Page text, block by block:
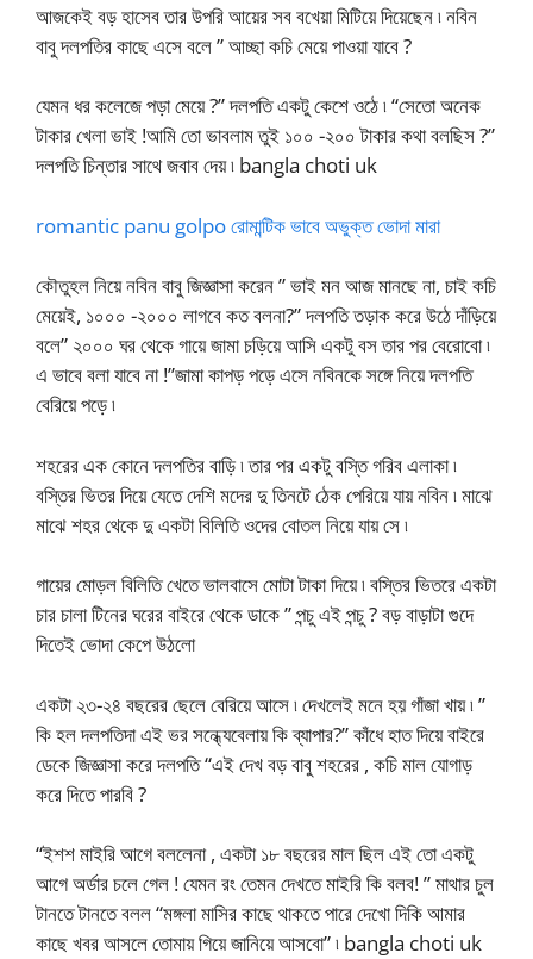
আজকেই বড় হাসেব তার উপরি আয়ের সব বখেয়া মিটিয়ে দিয়েছেন ৷ নবিন
বাবু দলপতির কাছে এসে বলে ” আচ্ছা কচি মেয়ে পাওয়া যাবে ?
যেমন ধর কলেজে পড়া মেয়ে ?” দলপতি একটু কেশে ওঠে ৷ “সেতো অনেক
টাকার খেলা ভাই !আমি তো ভাবলাম তুই ১০০ -২০০ টাকার কথা বলছিস ?”
দলপতি চিন্তার সাথে জবাব দেয় ৷ bangla choti uk
romantic panu golpo রোমান্টিক ভাবে অভুক্ত ভোদা মারা
কৌতুহল নিয়ে নবিন বাবু জিজ্ঞাসা করেন ” ভাই মন আজ মানছে না, চাই কচি
মেয়েই, ১০০০ -২০০০ লাগবে কত বলনা?” দলপতি তড়াক করে উঠে দাঁড়িয়ে
বলে” ২০০০ ঘর থেকে গায়ে জামা চড়িয়ে আসি একটু বস তার পর বেরোবো ৷
এ ভাবে বলা যাবে না !”জামা কাপড় পড়ে এসে নবিনকে সঙ্গে নিয়ে দলপতি
বেরিয়ে পড়ে ৷
শহরের এক কোনে দলপতির বাড়ি ৷ তার পর একটু বস্তি গরিব এলাকা ৷
বস্তির ভিতর দিয়ে যেতে দেশি মদের দু তিনটে ঠেক পেরিয়ে যায় নবিন ৷ মাঝে
মাঝে শহর থেকে দু একটা বিলিতি ওদের বোতল নিয়ে যায় সে ৷
গায়ের মোড়ল বিলিতি খেতে ভালবাসে মোটা টাকা দিয়ে ৷ বস্তির ভিতরে একটা
চার চালা টিনের ঘরের বাইরে থেকে ডাকে ” পন্চু এই পন্চু ? বড় বাড়াটা গুদে
দিতেই ভোদা কেপে উঠলো
একটা ২৩-২৪ বছরের ছেলে বেরিয়ে আসে ৷ দেখলেই মনে হয় গাঁজা খায় ৷ ”
কি হল দলপতিদা এই ভর সন্ধ্যেবেলায় কি ব্যাপার?” কাঁধে হাত দিয়ে বাইরে
ডেকে জিজ্ঞাসা করে দলপতি “এই দেখ বড় বাবু শহরের , কচি মাল যোগাড়
করে দিতে পারবি ?
“ইশশ মাইরি আগে বললেনা , একটা ১৮ বছরের মাল ছিল এই তো একটু
আগে অর্ডার চলে গেল ! যেমন রং তেমন দেখতে মাইরি কি বলব! ” মাথার চুল
টানতে টানতে বলল “মঙ্গলা মাসির কাছে থাকতে পারে দেখো দিকি আমার
কাছে খবর আসলে তোমায় গিয়ে জানিয়ে আসবো” ৷ bangla choti uk